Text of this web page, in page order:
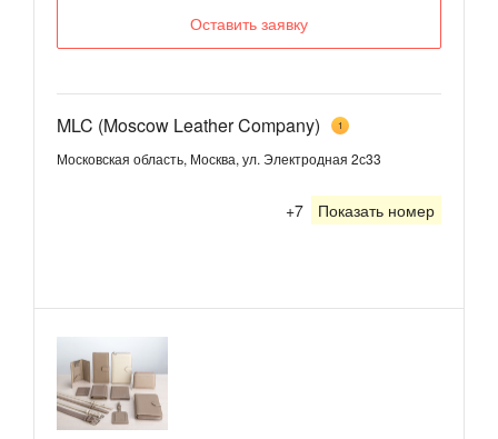
Оставить заявку
MLC (Moscow Leather Company) 1
Московская область, Москва, ул. Электродная 2с33
+7 Показать номер